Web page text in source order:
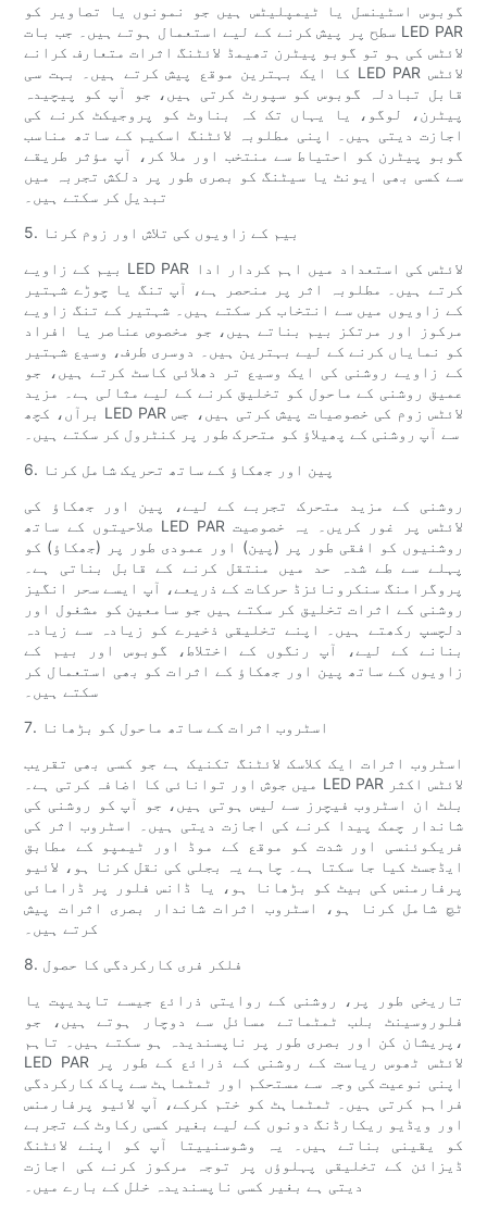
گوبوس اسٹینسل یا ٹیمپلیٹس ہیں جو نمونوں یا تصاویر کو
سطح پر پیش کرنے کے لیے استعمال ہوتے ہیں۔ جب بات LED PAR
لائٹس کی ہو تو گوبو پیٹرن تھیمڈ لائٹنگ اثرات متعارف کرانے
کا ایک بہترین موقع پیش کرتے ہیں۔ بہت سی LED PAR لائٹس
قابل تبادلہ گوبوس کو سپورٹ کرتی ہیں، جو آپ کو پیچیدہ
پیٹرن، لوگو، یا یہاں تک کہ بناوٹ کو پروجیکٹ کرنے کی
اجازت دیتی ہیں۔ اپنی مطلوبہ لائٹنگ اسکیم کے ساتھ مناسب
گوبو پیٹرن کو احتیاط سے منتخب اور ملا کر، آپ مؤثر طریقے
سے کسی بھی ایونٹ یا سیٹنگ کو بصری طور پر دلکش تجربہ میں
تبدیل کر سکتے ہیں۔
5. بیم کے زاویوں کی تلاش اور زوم کرنا
بیم کے زاویے LED PAR لائٹس کی استعداد میں اہم کردار ادا
کرتے ہیں۔ مطلوبہ اثر پر منحصر ہے، آپ تنگ یا چوڑے شہتیر
کے زاویوں میں سے انتخاب کر سکتے ہیں۔ شہتیر کے تنگ زاویے
مرکوز اور مرتکز بیم بناتے ہیں، جو مخصوص عناصر یا افراد
کو نمایاں کرنے کے لیے بہترین ہیں۔ دوسری طرف، وسیع شہتیر
کے زاویے روشنی کی ایک وسیع تر دھلائی کاسٹ کرتے ہیں، جو
عمیق روشنی کے ماحول کو تخلیق کرنے کے لیے مثالی ہے۔ مزید
برآں، کچھ LED PAR لائٹس زوم کی خصوصیات پیش کرتی ہیں، جس
سے آپ روشنی کے پھیلاؤ کو متحرک طور پر کنٹرول کر سکتے ہیں۔
6. پین اور جھکاؤ کے ساتھ تحریک شامل کرنا
روشنی کے مزید متحرک تجربے کے لیے، پین اور جھکاؤ کی
صلاحیتوں کے ساتھ LED PAR لائٹس پر غور کریں۔ یہ خصوصیت
روشنیوں کو افقی طور پر (پین) اور عمودی طور پر (جھکاؤ) کو
پہلے سے طے شدہ حد میں منتقل کرنے کے قابل بناتی ہے۔
پروگرامنگ سنکرونائزڈ حرکات کے ذریعے، آپ ایسے سحر انگیز
روشنی کے اثرات تخلیق کر سکتے ہیں جو سامعین کو مشغول اور
دلچسپ رکھتے ہیں۔ اپنے تخلیقی ذخیرے کو زیادہ سے زیادہ
بنانے کے لیے، آپ رنگوں کے اختلاط، گوبوس اور بیم کے
زاویوں کے ساتھ پین اور جھکاؤ کے اثرات کو بھی استعمال کر
سکتے ہیں۔
7. اسٹروب اثرات کے ساتھ ماحول کو بڑھانا
اسٹروب اثرات ایک کلاسک لائٹنگ تکنیک ہے جو کسی بھی تقریب
میں جوش اور توانائی کا اضافہ کرتی ہے۔ LED PAR لائٹس اکثر
بلٹ ان اسٹروب فیچرز سے لیس ہوتی ہیں، جو آپ کو روشنی کی
شاندار چمک پیدا کرنے کی اجازت دیتی ہیں۔ اسٹروب اثر کی
فریکوئنسی اور شدت کو موقع کے موڈ اور ٹیمپو کے مطابق
ایڈجسٹ کیا جا سکتا ہے۔ چاہے یہ بجلی کی نقل کرنا ہو، لائیو
پرفارمنس کی بیٹ کو بڑھانا ہو، یا ڈانس فلور پر ڈرامائی
ٹچ شامل کرنا ہو، اسٹروب اثرات شاندار بصری اثرات پیش
کرتے ہیں۔
8. فلکر فری کارکردگی کا حصول
تاریخی طور پر، روشنی کے روایتی ذرائع جیسے تاپدیپت یا
فلوروسینٹ بلب ٹمٹماتے مسائل سے دوچار ہوتے ہیں، جو
پریشان کن اور بصری طور پر ناپسندیدہ ہو سکتے ہیں۔ تاہم،
LED PAR لائٹس ٹھوس ریاست کے روشنی کے ذرائع کے طور پر
اپنی نوعیت کی وجہ سے مستحکم اور ٹمٹماہٹ سے پاک کارکردگی
فراہم کرتی ہیں۔ ٹمٹماہٹ کو ختم کرکے، آپ لائیو پرفارمنس
اور ویڈیو ریکارڈنگ دونوں کے لیے بغیر کسی رکاوٹ کے تجربے
کو یقینی بناتے ہیں۔ یہ وشوسنییتا آپ کو اپنے لائٹنگ
ڈیزائن کے تخلیقی پہلوؤں پر توجہ مرکوز کرنے کی اجازت
دیتی ہے بغیر کسی ناپسندیدہ خلل کے بارے میں۔